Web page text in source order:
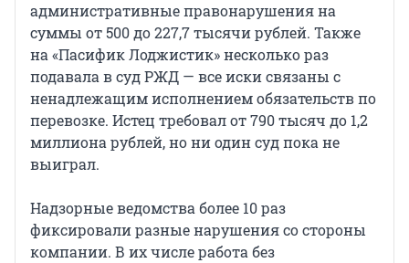
административные правонарушения на
суммы от 500 до 227,7 тысячи рублей. Также
на «Пасифик Лоджистик» несколько раз
подавала в суд РЖД — все иски связаны с
ненадлежащим исполнением обязательств по
перевозке. Истец требовал от 790 тысяч до 1,2
миллиона рублей, но ни один суд пока не
выиграл.
Надзорные ведомства более 10 раз
фиксировали разные нарушения со стороны
компании. В их числе работа без